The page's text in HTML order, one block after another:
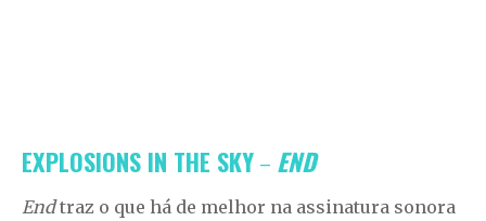
EXPLOSIONS IN THE SKY– END
Endtraz o que há de melhor na assinatura sonora